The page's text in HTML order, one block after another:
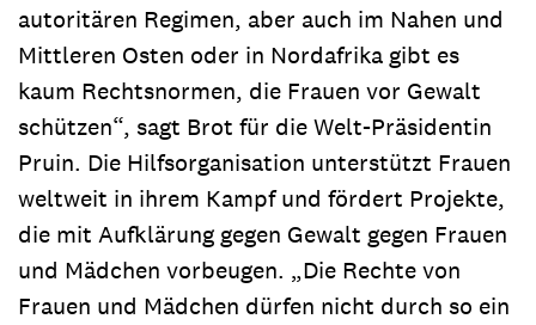
autoritären Regimen, aber auch im Nahen und
Mittleren Osten oder in Nordafrika gibt es
kaum Rechtsnormen, die Frauen vor Gewalt
schützen“, sagt Brot für die Welt-Präsidentin
Pruin. Die Hilfsorganisation unterstützt Frauen
weltweit in ihrem Kampf und fördert Projekte,
die mit Aufklärung gegen Gewalt gegen Frauen
und Mädchen vorbeugen. „Die Rechte von
Frauen und Mädchen dürfen nicht durch so ein